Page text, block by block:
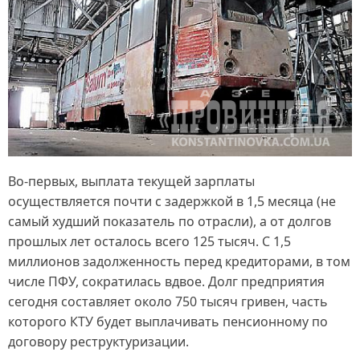
Во-первых, выплата текущей зарплаты
осуществляется почти с задержкой в 1,5 месяца (не
самый худший показатель по отрасли), а от долгов
прошлых лет осталось всего 125 тысяч. С 1,5
миллионов задолженность перед кредиторами, в том
числе ПФУ, сократилась вдвое. Долг предприятия
сегодня составляет около 750 тысяч гривен, часть
которого КТУ будет выплачивать пенсионному по
договору реструктуризации.